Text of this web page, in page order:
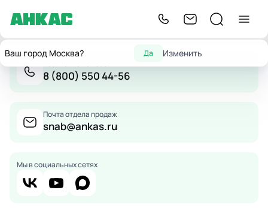
Ваш город Москва? Да Изменить
8 (800) 550 44-56
Почта отдела продаж
snab@ankas.ru
Мы в социальных сетях